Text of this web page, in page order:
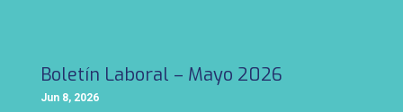
Boletín Laboral – Mayo 2026
Jun 8, 2026